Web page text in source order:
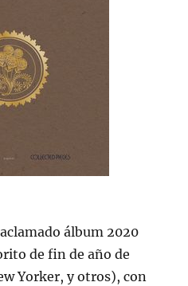
álbum 2020
de fin de año de
Yorker, y otros), con